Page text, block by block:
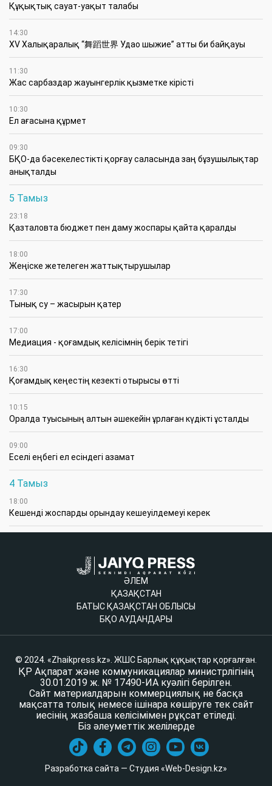
Құқықтық сауат-уақыт талабы
14:30
XV Халықаралық “舞蹈世界 Удао шыжие” атты би байқауы
11:30
Жас сарбаздар жауынгерлік қызметке кірісті
10:30
Ел ағасына құрмет
09:30
БҚО-да бәсекелестікті қорғау саласында заң бұзушылықтар
анықталды
5 Тамыз
23:18
Қазталовта бюджет пен даму жоспары қайта қаралды
18:00
Жеңіске жетелеген жаттықтырушылар
17:30
Тынық су – жасырын қатер
17:00
Медиация - қоғамдық келісімнің берік тетігі
16:30
Қоғамдық кеңестің кезекті отырысы өтті
10:15
Оралда туысының алтын әшекейін ұрлаған күдікті ұсталды
09:00
Еселі еңбегі ел есіндегі азамат
4 Тамыз
18:00
Кешенді жоспарды орындау кешеуілдемеуі керек
ӘЛЕМ
ҚАЗАҚСТАН
БАТЫС ҚАЗАҚСТАН ОБЛЫСЫ
БҚО АУДАНДАРЫ
© 2024. «Zhaikpress.kz». ЖШС Барлық құқықтар қорғалған.
ҚР Ақпарат және коммуникациялар министрлігінің
30.01.2019 ж. № 17490-ИА куәлігі берілген.
Сайт материалдарын коммерциялық не басқа
мақсатта толық немесе ішінара көшіруге тек сайт
иесінің жазбаша келісімімен рұқсат етіледі.
Біз әлеуметтік желілерде
Разработка сайта — Студия «Web-Design.kz»